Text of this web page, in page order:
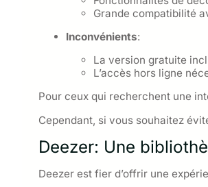
Grande compatibilité
Inconvénients:
La version gratuite
L’accès hors ligne
Pour ceux qui recherchent une
Cependant, si vous souhaitez
Deezer: Une
Deezer est fier d’offrir une